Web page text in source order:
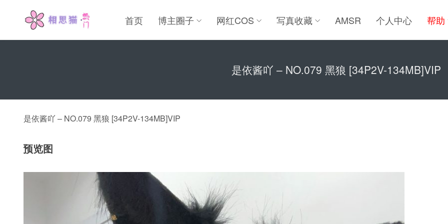
首页 博主圈子 网红COS 写真收藏 AMSR 个人中心 帮助
是依酱吖 – NO.079 黑狼 [34P2V-134MB]VIP
是依酱吖 – NO.079 黑狼 [34P2V-134MB]VIP
预览图